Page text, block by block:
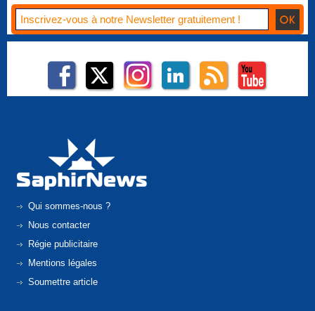
Qui sommes-nous ?
Nous contacter
Régie publicitaire
Mentions légales
Soumettre article